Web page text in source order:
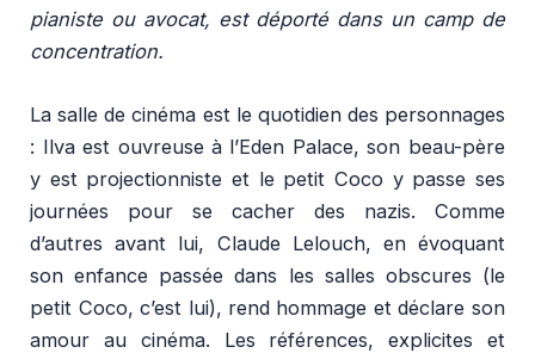
pianiste ou avocat, est déporté dans un camp de
concentration.
La salle de cinéma est le quotidien des personnages
: Ilva est ouvreuse à l’Eden Palace, son beau-père
y est projectionniste et le petit Coco y passe ses
journées pour se cacher des nazis. Comme
d’autres avant lui, Claude Lelouch, en évoquant
son enfance passée dans les salles obscures (le
petit Coco, c’est lui), rend hommage et déclare son
amour au cinéma. Les références, explicites et